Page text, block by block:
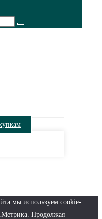
мы используем cookie-
Продолжая